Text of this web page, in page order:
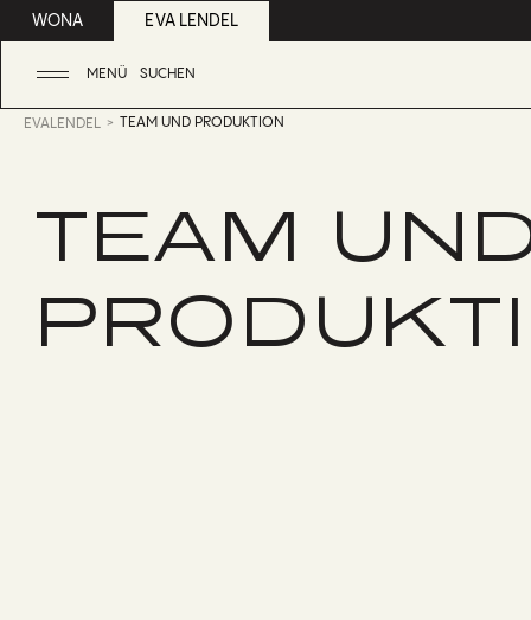
WONA EVA LENDEL
MENÜ SUCHEN
EVALENDEL TEAM UND PRODUKTION
TEAM